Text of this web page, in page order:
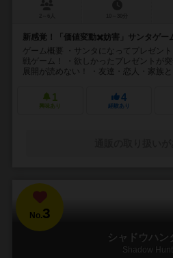
新感覚！「価値変動✖️妨害」サンタゲー
ゲーム概要 ・サンタになってプレゼン
戦ゲーム！ ・欲しかったプレゼントが
展開が読めない！ ・友達・恋人・家族と
1
興味あり
4
経験あり
No.3
シャドウハン
Shadow